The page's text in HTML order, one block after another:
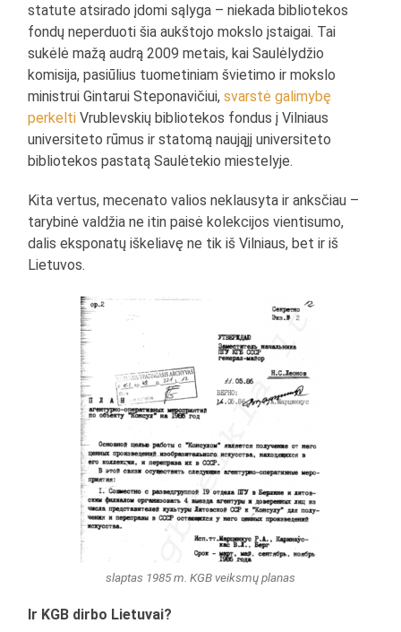
statute atsirado įdomi sąlyga – niekada bibliotekos
fondų neperduoti šia aukštojo mokslo įstaigai. Tai
sukėlė mažą audrą 2009 metais, kai Saulėlydžio
komisija, pasiūlius tuometiniam švietimo ir mokslo
ministrui Gintarui Steponavičiui,svarstė galimybę
perkelti Vrublevskių bibliotekos fondus į Vilniaus
universiteto rūmus ir statomą naująjį universiteto
bibliotekos pastatą Saulėtekio miestelyje.
Kita vertus, mecenato valios neklausyta ir anksčiau –
tarybinė valdžia ne itin paisė kolekcijos vientisumo,
dalis eksponatų iškeliavę ne tik iš Vilniaus, bet ir iš
Lietuvos.
slaptas 1985 m. KGB veiksmų planas
Ir KGB dirbo Lietuvai?